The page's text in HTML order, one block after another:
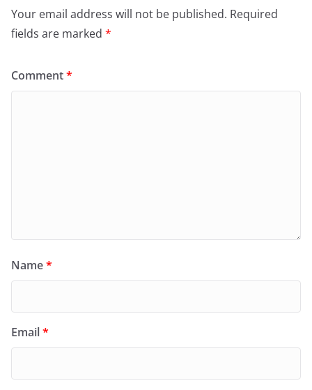
Your email address will not be published. Required
fields are marked *
Comment*
Name*
Email*